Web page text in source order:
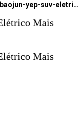
https://ekkogreen.com.br/baojun-yep-suv-eletrico/?utm_source=google&utm_medium=web-stories&utm_campaign=mobilidade&utm_term=suv-eletrico
Mais
Mais